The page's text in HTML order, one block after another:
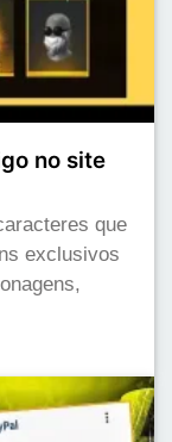
no site
que
exclusivos